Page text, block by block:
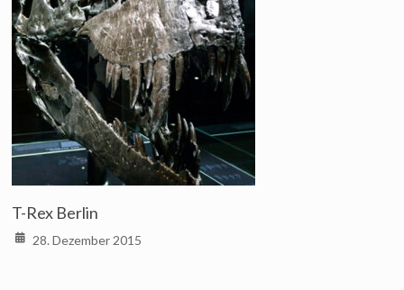
T-Rex Berlin
28. Dezember 2015